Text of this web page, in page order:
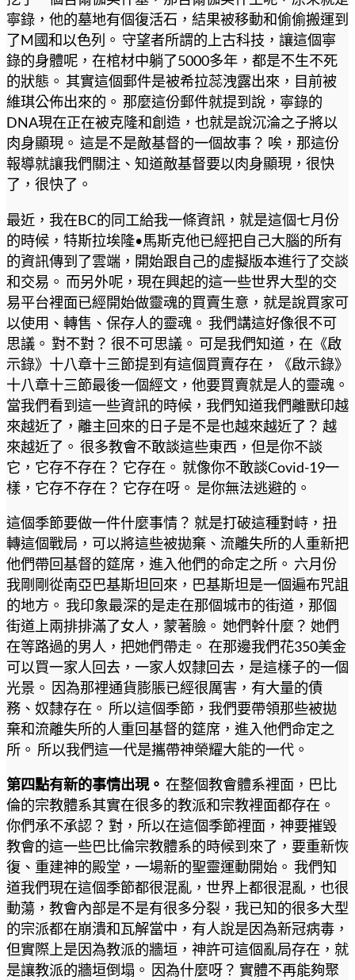
寧錄，他的墓地有個復活石，結果被移動和偷偷搬運到
了M國和以色列。 守望者所謂的上古科技，讓這個寧
錄的身體呢，在棺材中躺了5000多年，都是不生不死
的狀態。 其實這個郵件是被希拉蕊洩露出來，目前被
維琪公佈出來的。 那麼這份郵件就提到說，寧錄的
DNA現在正在被克隆和創造，也就是說沉淪之子將以
肉身顯現。 這是不是敵基督的一個故事？ 唉，那這份
報導就讓我們關注、知道敵基督要以肉身顯現，很快
了，很快了。
最近，我在BC的同工給我一條資訊，就是這個七月份
的時候，特斯拉埃隆•馬斯克他已經把自己大腦的所有
的資訊傳到了雲端，開始跟自己的虛擬版本進行了交談
和交易。 而另外呢，現在興起的這一些世界大型的交
易平台裡面已經開始做靈魂的買賣生意，就是說買家可
以使用、轉售、保存人的靈魂。 我們講這好像很不可
思議。 對不對？ 很不可思議。 可是我們知道，在《啟
示錄》十八章十三節提到有這個買賣存在，《啟示錄》
十八章十三節最後一個經文，他要買賣就是人的靈魂。
當我們看到這一些資訊的時候，我們知道我們離獸印越
來越近了，離主回來的日子是不是也越來越近了？ 越
來越近了。 很多教會不敢談這些東西，但是你不談
它，它存不存在？ 它存在。 就像你不敢談Covid-19一
樣，它存不存在？ 它存在呀。 是你無法逃避的。
這個季節要做一件什麼事情？ 就是打破這種對峙，扭
轉這個戰局，可以將這些被拋棄、流離失所的人重新把
他們帶回基督的筵席，進入他們的命定之所。 六月份
我剛剛從南亞巴基斯坦回來，巴基斯坦是一個遍布咒詛
的地方。 我印象最深的是走在那個城市的街道，那個
街道上兩排排滿了女人，蒙著臉。 她們幹什麼？ 她們
在等路過的男人，把她們帶走。 在那邊我們花350美金
可以買一家人回去，一家人奴隸回去，是這樣子的一個
光景。 因為那裡通貨膨脹已經很厲害，有大量的債
務、奴隸存在。 所以這個季節，我們要帶領那些被拋
棄和流離失所的人重回基督的筵席，進入他們命定之
所。 所以我們這一代是攜帶神榮耀大能的一代。
第四點有新的事情出現。 在整個教會體系裡面，巴比
倫的宗教體系其實在很多的教派和宗教裡面都存在。
你們承不承認？ 對，所以在這個季節裡面，神要摧毀
教會的這一些巴比倫宗教體系的時候到來了，要重新恢
復、重建神的殿堂，一場新的聖靈運動開始。 我們知
道我們現在這個季節都很混亂，世界上都很混亂，也很
動蕩，教會內部是不是有很多分裂，我已知的很多大型
的宗派都在崩潰和瓦解當中，有人說是因為新冠病毒，
但實際上是因為教派的牆垣，神許可這個亂局存在，就
是讓教派的牆垣倒塌。 因為什麼呀？ 實體不再能夠聚